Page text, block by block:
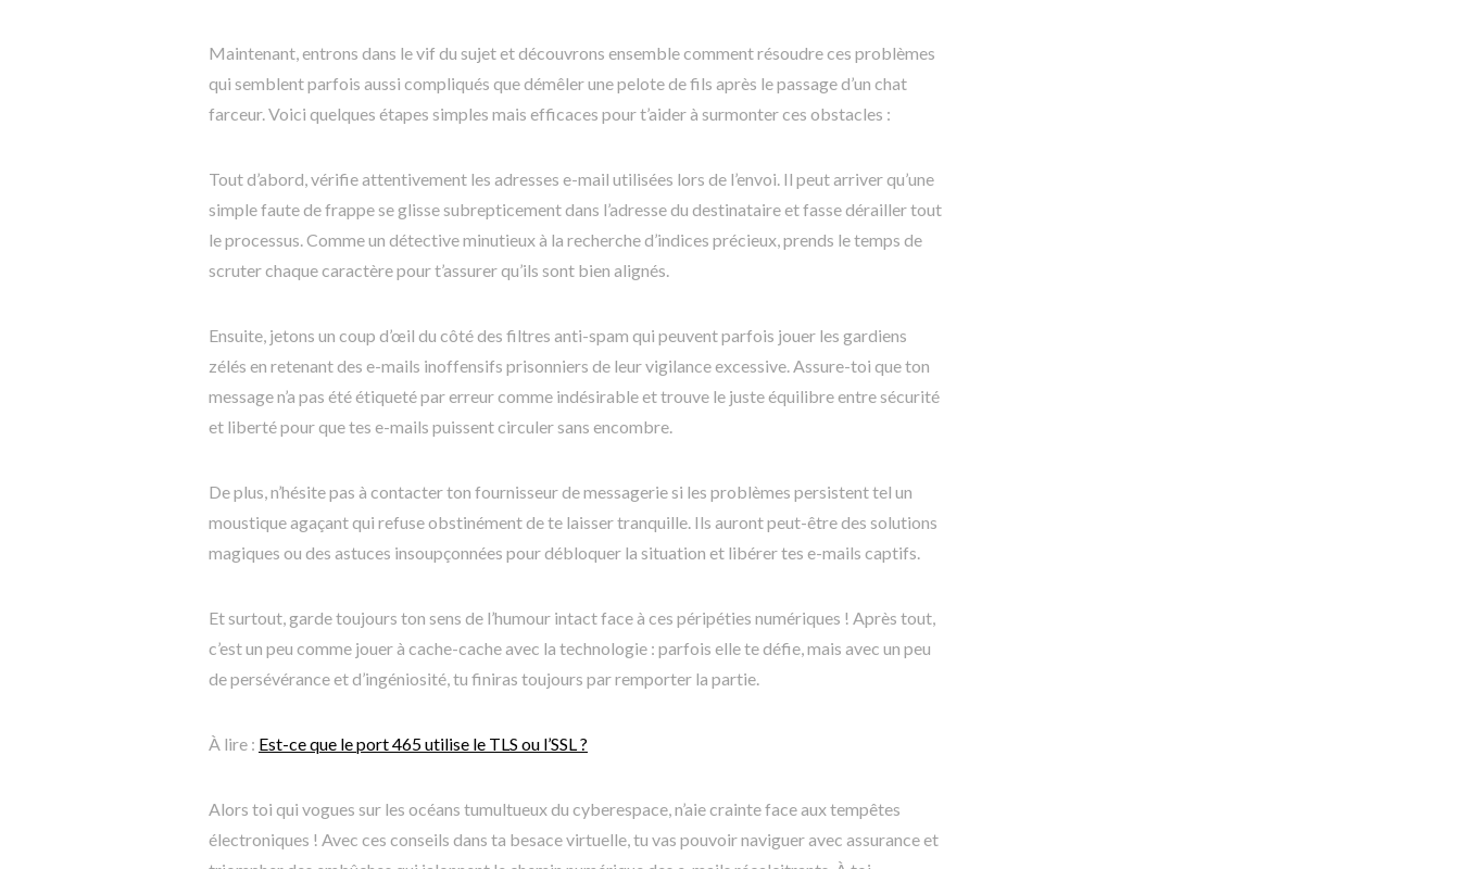
Maintenant, entrons dans le vif du sujet et découvrons ensemble comment résoudre ces problèmes
qui semblent parfois aussi compliqués que démêler une pelote de fils après le passage d’un chat
farceur. Voici quelques étapes simples mais efficaces pour t’aider à surmonter ces obstacles :
Tout d’abord, vérifie attentivement les adresses e-mail utilisées lors de l’envoi. Il peut arriver qu’une
simple faute de frappe se glisse subrepticement dans l’adresse du destinataire et fasse dérailler tout
le processus. Comme un détective minutieux à la recherche d’indices précieux, prends le temps de
scruter chaque caractère pour t’assurer qu’ils sont bien alignés.
Ensuite, jetons un coup d’œil du côté des filtres anti-spam qui peuvent parfois jouer les gardiens
zélés en retenant des e-mails inoffensifs prisonniers de leur vigilance excessive. Assure-toi que ton
message n’a pas été étiqueté par erreur comme indésirable et trouve le juste équilibre entre sécurité
et liberté pour que tes e-mails puissent circuler sans encombre.
De plus, n’hésite pas à contacter ton fournisseur de messagerie si les problèmes persistent tel un
moustique agaçant qui refuse obstinément de te laisser tranquille. Ils auront peut-être des solutions
magiques ou des astuces insoupçonnées pour débloquer la situation et libérer tes e-mails captifs.
Et surtout, garde toujours ton sens de l’humour intact face à ces péripéties numériques ! Après tout,
c’est un peu comme jouer à cache-cache avec la technologie : parfois elle te défie, mais avec un peu
de persévérance et d’ingéniosité, tu finiras toujours par remporter la partie.
À lire : Est-ce que le port 465 utilise le TLS ou l’SSL ?
Alors toi qui vogues sur les océans tumultueux du cyberespace, n’aie crainte face aux tempêtes
électroniques ! Avec ces conseils dans ta besace virtuelle, tu vas pouvoir naviguer avec assurance et